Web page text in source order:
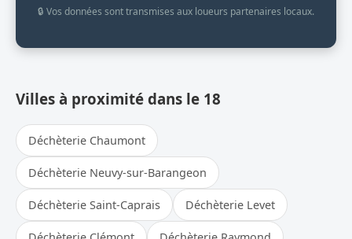
🔒 Vos données sont transmises aux loueurs partenaires locaux.
Villes à proximité dans le 18
Déchèterie Chaumont
Déchèterie Neuvy-sur-Barangeon
Déchèterie Saint-Caprais Déchèterie Levet